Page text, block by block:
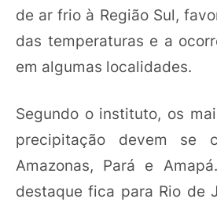
de ar frio à Região Sul,
das temperaturas e a
em algumas localidades.
Segundo o instituto, os
precipitação devem se
Amazonas, Pará e
destaque fica para Rio de